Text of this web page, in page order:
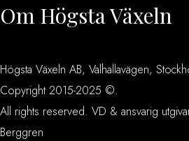
Om Högsta Växeln
Högsta Växeln AB, Valhallavägen,
Copyright 2015-2025 ©.
All rights reserved. VD & ansvarig
Berggren